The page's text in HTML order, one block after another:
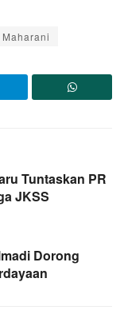
Tuntaskan PR
JKSS
Dorong